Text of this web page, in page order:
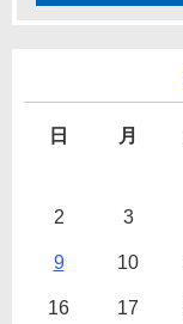
日 月
2 3
9 10
16 17